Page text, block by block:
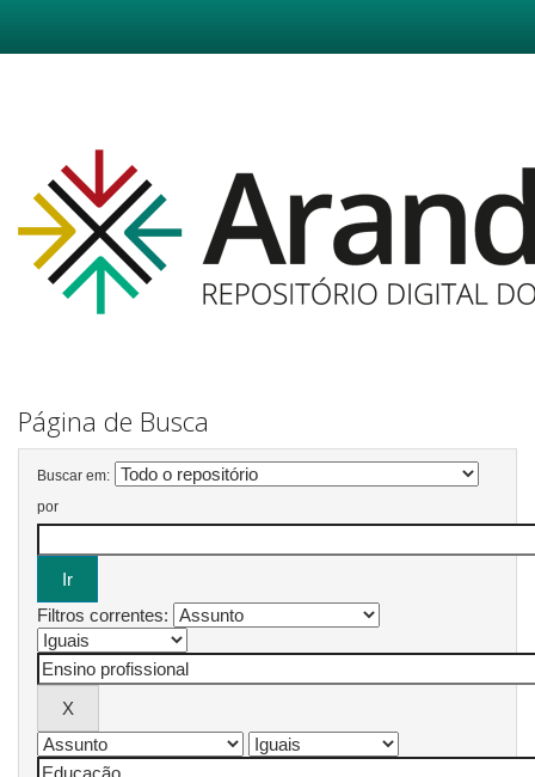
Página de Busca
Buscar em:
por
Filtros correntes: